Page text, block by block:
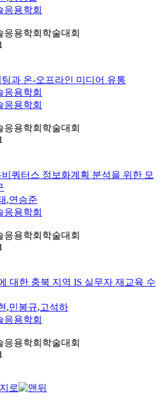
응용학회
응용학회학술대회
과 온-오프라인 미디어 유통
응용학회
응용학회
응용학회학술대회
쿼터스 정보화계획 분석을 위한 모
,연승준
응용학회
응용학회학술대회
대한 충북 지역 IS 실무자 재교육 수
,민봉규,고석하
응용학회
응용학회학술대회